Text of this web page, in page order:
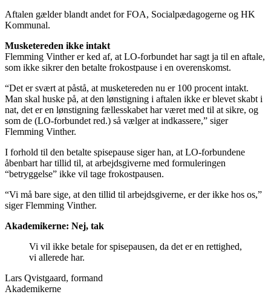
Aftalen gælder blandt andet for FOA, Socialpædagogerne og HK
Kommunal.
Musketereden ikke intakt
Flemming Vinther er ked af, at LO-forbundet har sagt ja til en aftale,
som ikke sikrer den betalte frokostpause i en overenskomst.
“Det er svært at påstå, at musketereden nu er 100 procent intakt.
Man skal huske på, at den lønstigning i aftalen ikke er blevet skabt i
nat, det er en lønstigning fællesskabet har været med til at sikre, og
som de (LO-forbundet red.) så vælger at indkassere,” siger
Flemming Vinther.
I forhold til den betalte spisepause siger han, at LO-forbundene
åbenbart har tillid til, at arbejdsgiverne med formuleringen
“betryggelse” ikke vil tage frokostpausen.
“Vi må bare sige, at den tillid til arbejdsgiverne, er der ikke hos os,”
siger Flemming Vinther.
Akademikerne: Nej, tak
Vi vil ikke betale for spisepausen, da det er en rettighed,
vi allerede har.
Lars Qvistgaard, formand
Akademikerne